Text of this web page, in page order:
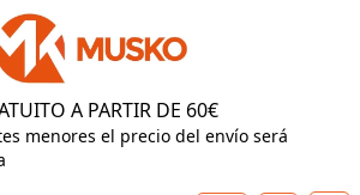
A PARTIR DE 60€
menores el precio del envío será